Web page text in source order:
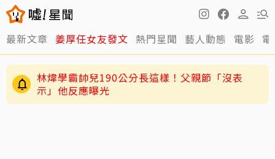
最新文章 姜厚任女友發文 熱門星聞 藝人動態 電影
林煒學霸帥兒190公分長這樣！父親節「沒表
示」他反應曝光